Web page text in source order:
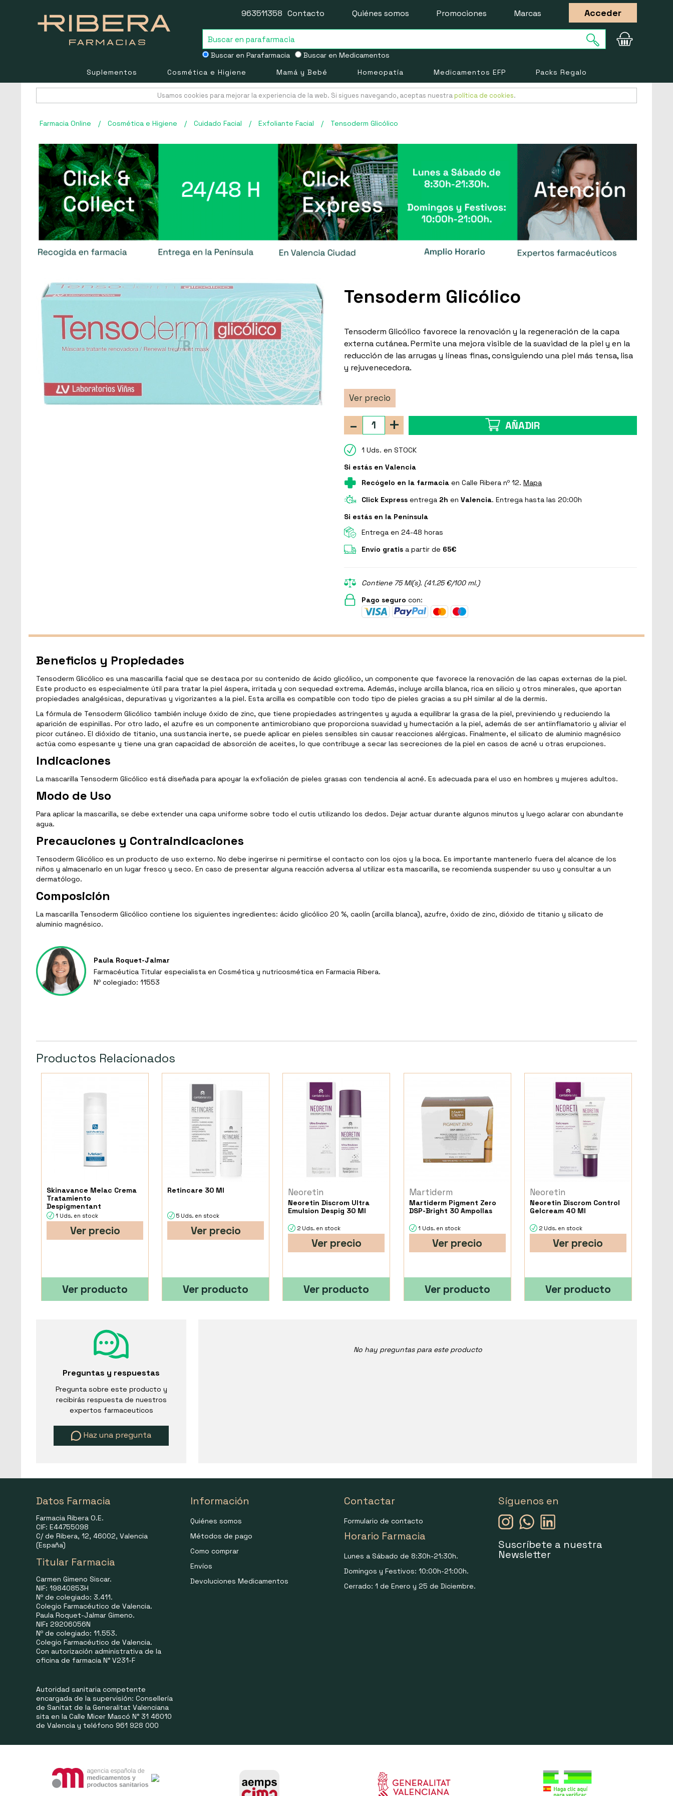
Buscar en Parafarmacia Buscar en Medicamentos
963511358 Contacto Quiénes somos Promociones Marcas Acceder
Suplementos Cosmética e Higiene Mamá y Bebé Homeopatía Medicamentos EFP Packs Regalo
Usamos cookies para mejorar la experiencia de la web. Si sigues navegando, aceptas nuestra política de cookies.
Farmacia Online / Cosmética e Higiene / Cuidado Facial / Exfoliante Facial / Tensoderm Glicólico
Tensoderm Glicólico
Tensoderm Glicólico favorece la renovación y la regeneración de la capa
externa cutánea. Permite una mejora visible de la suavidad de la piel y en la
reducción de las arrugas y líneas finas, consiguiendo una piel más tensa, lisa
y rejuvenecedora.
Ver precio
+
- AÑADIR
1 Uds. en STOCK
Si estás en Valencia
Recógelo en la farmacia en Calle Ribera nº 12. Mapa
Click Express entrega 2h en Valencia. Entrega hasta las 20:00h
Si estás en la Península
Entrega en 24-48 horas
Envío gratis a partir de 65€
Contiene 75 Ml(s). (41.25 €/100 ml.)
Pago seguro con:
Beneficios y Propiedades
Tensoderm Glicólico es una mascarilla facial que se destaca por su contenido de ácido glicólico, un componente que favorece la renovación de las capas externas de la piel.
Este producto es especialmente útil para tratar la piel áspera, irritada y con sequedad extrema. Además, incluye arcilla blanca, rica en silicio y otros minerales, que aportan
propiedades analgésicas, depurativas y vigorizantes a la piel. Esta arcilla es compatible con todo tipo de pieles gracias a su pH similar al de la dermis.
La fórmula de Tensoderm Glicólico también incluye óxido de zinc, que tiene propiedades astringentes y ayuda a equilibrar la grasa de la piel, previniendo y reduciendo la
aparición de espinillas. Por otro lado, el azufre es un componente antimicrobiano que proporciona suavidad y humectación a la piel, además de ser antiinflamatorio y aliviar el
picor cutáneo. El dióxido de titanio, una sustancia inerte, se puede aplicar en pieles sensibles sin causar reacciones alérgicas. Finalmente, el silicato de aluminio magnésico
actúa como espesante y tiene una gran capacidad de absorción de aceites, lo que contribuye a secar las secreciones de la piel en casos de acné u otras erupciones.
Indicaciones
La mascarilla Tensoderm Glicólico está diseñada para apoyar la exfoliación de pieles grasas con tendencia al acné. Es adecuada para el uso en hombres y mujeres adultos.
Modo de Uso
Para aplicar la mascarilla, se debe extender una capa uniforme sobre todo el cutis utilizando los dedos. Dejar actuar durante algunos minutos y luego aclarar con abundante
agua.
Precauciones y Contraindicaciones
Tensoderm Glicólico es un producto de uso externo. No debe ingerirse ni permitirse el contacto con los ojos y la boca. Es importante mantenerlo fuera del alcance de los
niños y almacenarlo en un lugar fresco y seco. En caso de presentar alguna reacción adversa al utilizar esta mascarilla, se recomienda suspender su uso y consultar a un
dermatólogo.
Composición
La mascarilla Tensoderm Glicólico contiene los siguientes ingredientes: ácido glicólico 20 %, caolín (arcilla blanca), azufre, óxido de zinc, dióxido de titanio y silicato de
aluminio magnésico.
Paula Roquet-Jalmar
Farmacéutica Titular especialista en Cosmética y nutricosmética en Farmacia Ribera.
Nº colegiado: 11553
Productos Relacionados
Skinavance Melac Crema
Tratamiento
Despigmentant
1 Uds. en stock
Ver precio
Ver producto
Retincare 30 Ml
5 Uds. en stock
Ver precio
Ver producto
Neoretin
Neoretin Discrom Ultra
Emulsion Despig 30 Ml
2 Uds. en stock
Ver precio
Ver producto
Martiderm
Martiderm Pigment Zero
DSP-Bright 30 Ampollas
1 Uds. en stock
Ver precio
Ver producto
Neoretin
Neoretin Discrom Control
Gelcream 40 Ml
2 Uds. en stock
Ver precio
Ver producto
Preguntas y respuestas
Pregunta sobre este producto y
recibirás respuesta de nuestros
expertos farmaceuticos
Haz una pregunta
No hay preguntas para este producto
Datos Farmacia
Farmacia Ribera O.E.
CIF: E44755098
C/ de Ribera, 12, 46002, Valencia
(España)
Titular Farmacia
Carmen Gimeno Siscar.
NIF: 19840853H
Nº de colegiado: 3.411.
Colegio Farmacéutico de Valencia.
Paula Roquet-Jalmar Gimeno.
NIF: 29206056N
Nº de colegiado: 11.553.
Colegio Farmacéutico de Valencia.
Con autorización administrativa de la
oficina de farmacia N° V231-F
Autoridad sanitaria competente
encargada de la supervisión: Consellería
de Sanitat de la Generalitat Valenciana
sita en la Calle Micer Mascó N° 31 46010
de Valencia y teléfono 961 928 000
Información
Quiénes somos
Métodos de pago
Como comprar
Envíos
Devoluciones Medicamentos
Contactar
Formulario de contacto
Horario Farmacia
Lunes a Sábado de 8:30h-21:30h.
Domingos y Festivos: 10:00h-21:00h.
Cerrado: 1 de Enero y 25 de Diciembre.
Síguenos en
Suscríbete a nuestra
Newsletter